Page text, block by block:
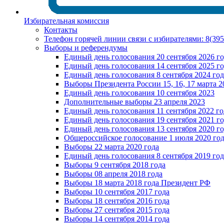
Избирательная комиссия
Контакты
Телефон горячей линии связи с избирателями:
Выборы и референдумы
Единый день голосования 20 сентября 2026
Единый день голосования 14 сентября 2025
Единый день голосования 8 сентября 2024
Выборы Президента России 15, 16, 17 марта
Единый день голосования 10 сентября 2023
Дополнительные выборы 23 апреля 2023
Единый день голосования 11 сентября 2022
Единый день голосования 19 сентября 2021
Единый день голосования 13 сентября 2020
Общероссийское голосование 1 июля 2020
Выборы 22 марта 2020 года
Единый день голосования 8 сентября 2019
Выборы 9 сентября 2018 года
Выборы 08 апреля 2018 года
Выборы 18 марта 2018 года Президент РФ
Выборы 10 сентября 2017 года
Выборы 18 сентября 2016 года
Выборы 27 сентября 2015 года
Выборы 14 сентября 2014 года